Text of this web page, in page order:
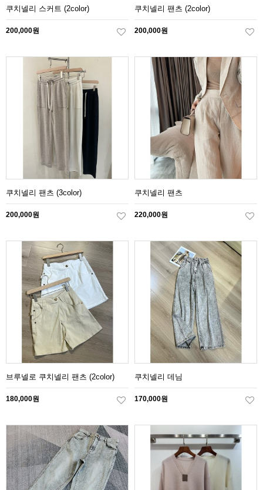
쿠치넬리 스커트 (2color)
200,000원
쿠치넬리 팬츠 (2color)
200,000원
쿠치넬리 팬츠 (3color)
200,000원
쿠치넬리 팬츠
220,000원
브루넬로 쿠치넬리 팬츠 (2color)
180,000원
쿠치넬리 데님
170,000원